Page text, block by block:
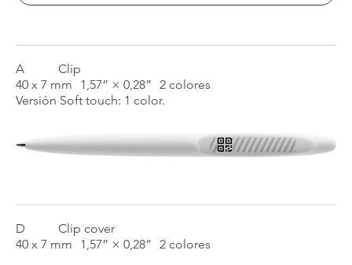
A
Clip
40 x 7 mm
1,57” × 0,28”
2 colores
Versión Soft touch: 1 color.
D
Clip cover
40 x 7 mm
1,57” × 0,28” 2 colores